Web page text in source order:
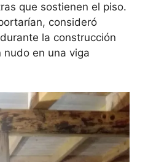
que sostienen el piso.
consideró
la construcción
nudo en una viga